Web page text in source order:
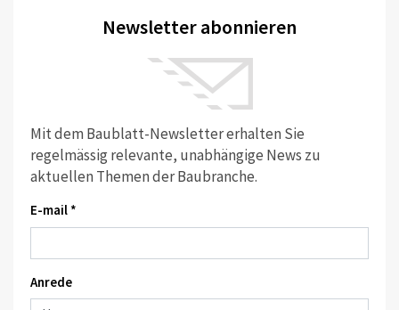
Newsletter abonnieren
Mit dem Baublatt-Newsletter erhalten Sie
regelmässig relevante, unabhängige News zu
aktuellen Themen der Baubranche.
E-mail *
Anrede